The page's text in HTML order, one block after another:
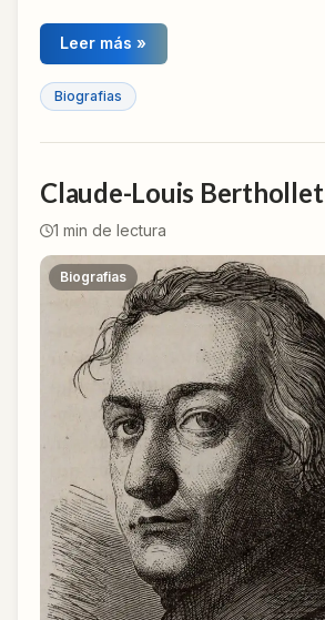
Leer más »
Biografias
Claude-Louis Berthollet
1 min de lectura
Biografias